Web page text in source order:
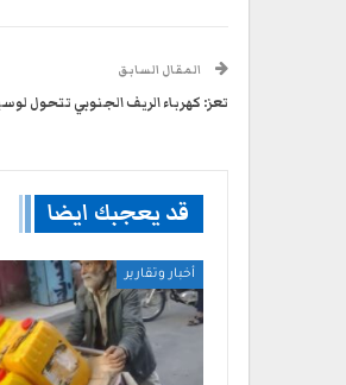
المقال السابق
تعز: كهرباء الريف الجنوبي تتحول
قد يعجبك ايضا
أخبار وتقارير